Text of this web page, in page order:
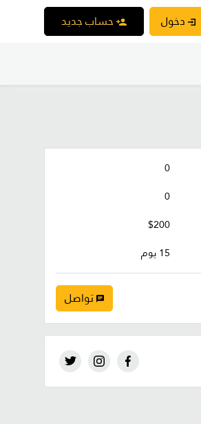
دخول حساب جديد
0
0
$200
15 يوم
تواصل